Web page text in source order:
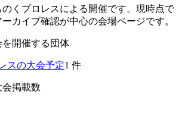
くプロレスによる開催です。現時点で
カイブ確認が中心の会場ページです。
開催する団体
スの大会予定1 件
掲載数